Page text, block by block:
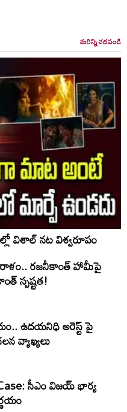
మరిన్ని చదవండి
విశాల్ నట విశ్వరూపం
రజనీకాంత్ హామీపై
స్పష్టత!
ఉదయనిధి అరెస్ట్ పై
వ్యాఖ్యలు
సీఎం విజయ్ భార్య